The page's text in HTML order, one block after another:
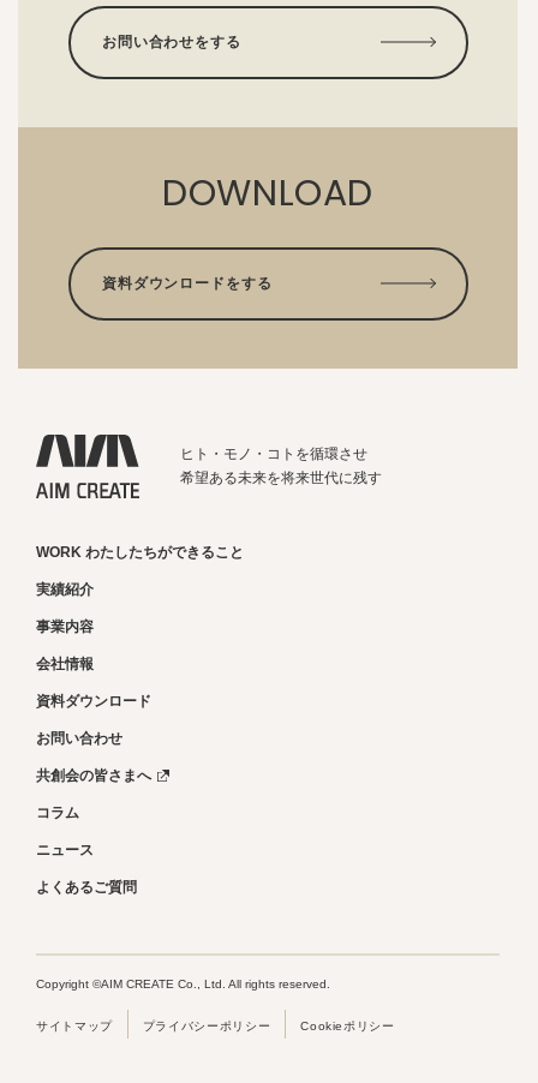
お問い合わせをする
DOWNLOAD
資料ダウンロードをする
ヒト・モノ・コトを循環させ
希望ある未来を将来世代に残す
WORK わたしたちができること
実績紹介
事業内容
会社情報
資料ダウンロード
お問い合わせ
共創会の皆さまへ
コラム
ニュース
よくあるご質問
サイトマップ プライバシーポリシー Cookieポリシー
Copyright ©AIM CREATE Co., Ltd. All rights reserved.